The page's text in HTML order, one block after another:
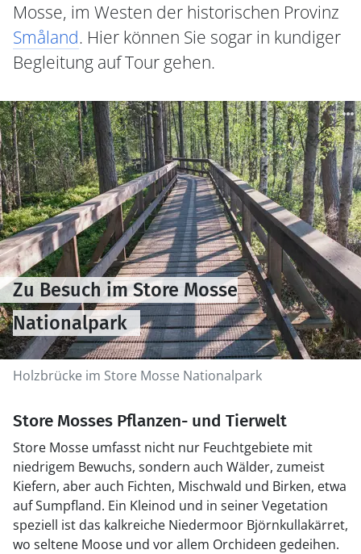
Mosse, im Westen der historischen Provinz
Småland. Hier können Sie sogar in kundiger
Begleitung auf Tour gehen.
Holzbrücke im Store Mosse Nationalpark
Zu Besuch im Store Mosse
Nationalpark
Store Mosses Pflanzen- und Tierwelt
Store Mosse umfasst nicht nur Feuchtgebiete mit
niedrigem Bewuchs, sondern auch Wälder, zumeist
Kiefern, aber auch Fichten, Mischwald und Birken, etwa
auf Sumpfland. Ein Kleinod und in seiner Vegetation
speziell ist das kalkreiche Niedermoor Björnkullakärret,
wo seltene Moose und vor allem Orchideen gedeihen.